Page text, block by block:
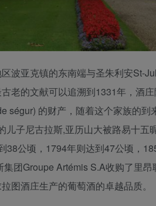
波亚克镇的东南端与圣朱利安St-
老的文献可以追溯到1331年，酒
ségur) 的财产，随着这个家族的
子尼古拉斯,亚历山大被路易十
公顷，1794年则达到47公顷，
团Groupe Artémis S.A收购了里
图酒庄生产的葡萄酒的卓越品质。